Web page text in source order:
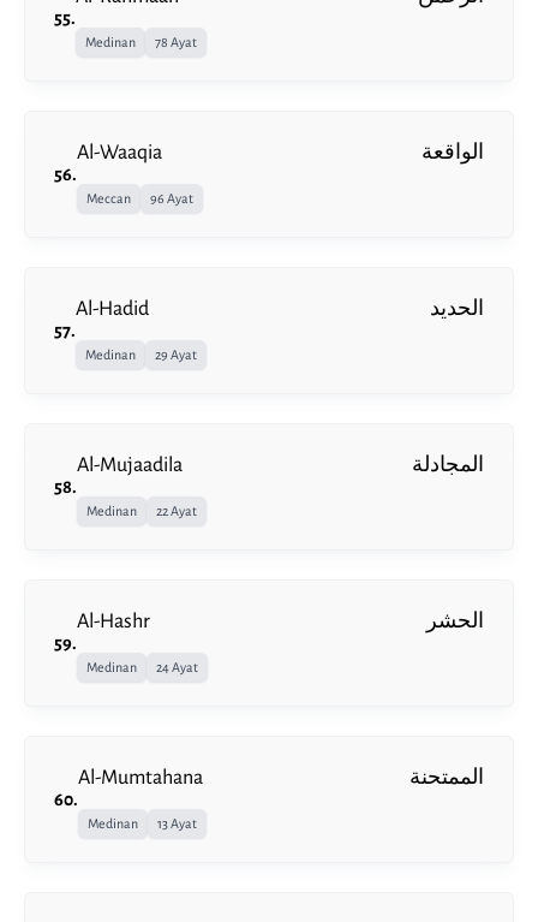
55.
Medinan 78 Ayat
56.
Al-Waaqia الواقعة
Meccan 96 Ayat
57.
Al-Hadid الحديد
Medinan 29 Ayat
58.
Al-Mujaadila المجادلة
Medinan 22 Ayat
59.
Al-Hashr الحشر
Medinan 24 Ayat
60.
Al-Mumtahana الممتحنة
Medinan 13 Ayat